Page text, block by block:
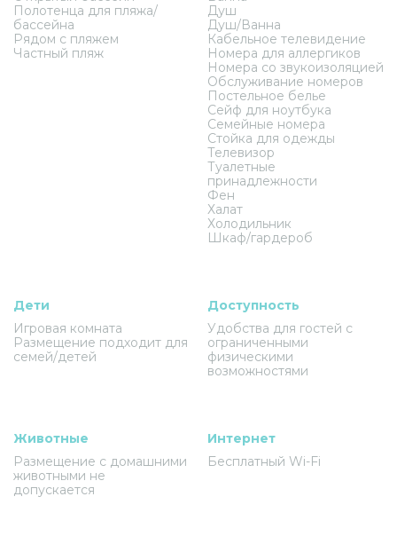
Полотенца для пляжа/
бассейна
Рядом с пляжем
Частный пляж
Душ
Душ/Ванна
Кабельное телевидение
Номера для аллергиков
Номера со звукоизоляцией
Обслуживание номеров
Постельное белье
Сейф для ноутбука
Семейные номера
Стойка для одежды
Телевизор
Туалетные
принадлежности
Фен
Халат
Холодильник
Шкаф/гардероб
Дети
Игровая комната
Размещение подходит для
семей/детей
Доступность
Удобства для гостей с
ограниченными
физическими
возможностями
Животные
Размещение с домашними
животными не
допускается
Интернет
Бесплатный Wi-Fi